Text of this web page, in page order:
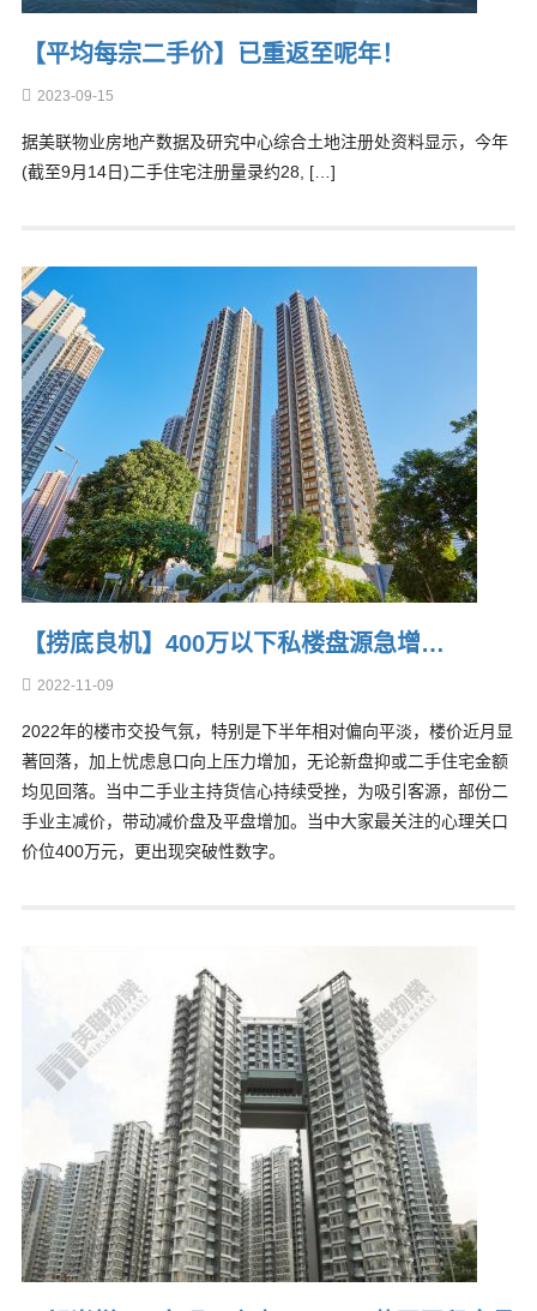
【平均每宗二手价】已重返至呢年！
2023-09-15
据美联物业房地产数据及研究中心综合土地注册处资料显示，今年
(截至9月14日)二手住宅注册量录约28, […]
【捞底良机】400万以下私楼盘源急增…
2022-11-09
2022年的楼市交投气氛，特别是下半年相对偏向平淡，楼价近月显
著回落，加上忧虑息口向上压力增加，无论新盘抑或二手住宅金额
均见回落。当中二手业主持货信心持续受挫，为吸引客源，部份二
手业主减价，带动减价盘及平盘增加。当中大家最关注的心理关口
价位400万元，更出现突破性数字。